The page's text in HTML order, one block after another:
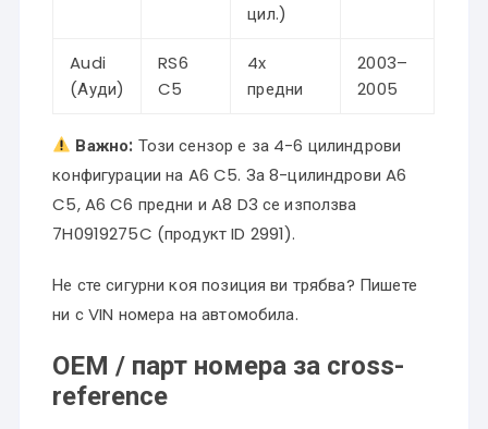
цил.)
Audi
(Ауди)
RS6
C5
4x
предни
2003–
2005
Важно: Този сензор е за 4-6 цилиндрови
конфигурации на A6 C5. За 8-цилиндрови A6
C5, A6 C6 предни и A8 D3 се използва
7H0919275C (продукт ID 2991).
Не сте сигурни коя позиция ви трябва? Пишете
ни с VIN номера на автомобила.
OEM / парт номера за cross-
reference